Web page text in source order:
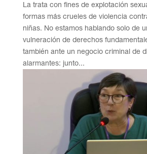
La trata con fines de explotación
formas más crueles de violencia
niñas. No estamos hablando solo de
vulneración de derechos
también ante un negocio criminal de
alarmantes: junto...